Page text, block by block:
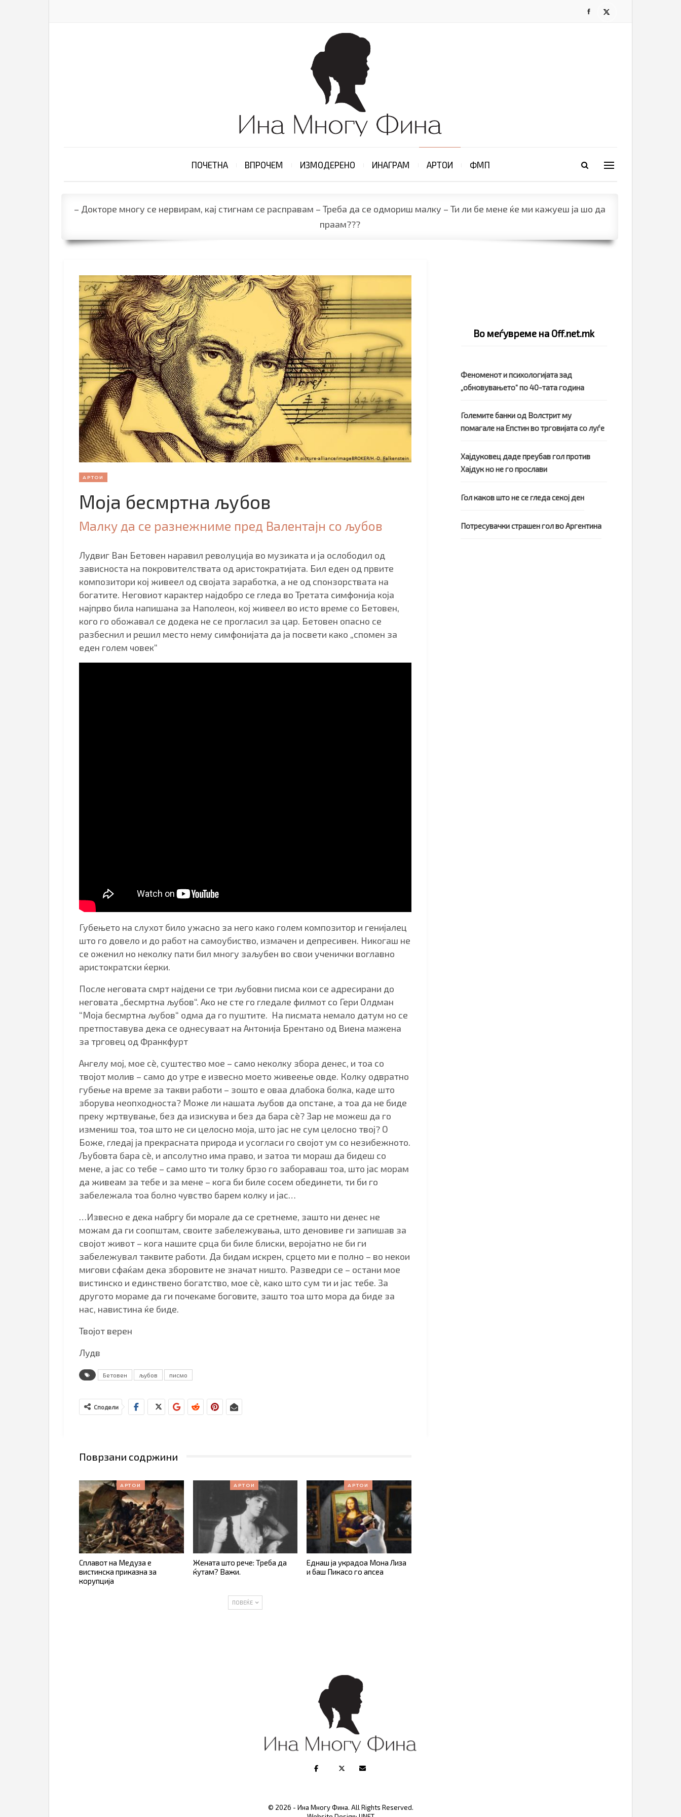
ПОЧЕТНА ВПРОЧЕМ ИЗМОДЕРЕНО ИНАГРАМ АРТОИ ФМП
– Докторе многу се нервирам, кај стигнам се расправам – Треба да се одмориш малку – Ти ли бе мене ќе ми кажуеш ја шо да
праам???
АРТОИ
Моја бесмртна љубов
Малку да се разнежниме пред Валентајн со љубов
Лудвиг Ван Бетовен наравил револуција во музиката и ја ослободил од
зависноста на покровителствата од аристократијата. Бил еден од првите
композитори кој живеел од својата заработка, а не од спонзорствата на
богатите. Неговиот карактер најдобро се гледа во Третата симфонија која
најпрво била напишана за Наполеон, кој живеел во исто време со Бетовен,
кого го обожавал се додека не се прогласил за цар. Бетовен опасно се
разбеснил и решил место нему симфонијата да ја посвети како „спомен за
еден голем човек“
Губењето на слухот било ужасно за него како голем композитор и генијалец
што го довело и до работ на самоубиство, измачен и депресивен. Никогаш не
се оженил но неколку пати бил многу заљубен во свои ученички воглавно
аристократски ќерки.
После неговата смрт најдени се три љубовни писма кои се адресирани до
неговата „бесмртна љубов“. Ако не сте го гледале филмот со Гери Олдман
“Моја бесмртна љубов“ одма да го пуштите. На писмата немало датум но се
претпоставува дека се однесуваат на Антонија Брентано од Виена мажена
за трговец од Франкфурт
Ангелу мој, мое сè, суштество мое – само неколку збора денес, и тоа со
твојот молив – само до утре е извесно моето живеење овде. Колку одвратно
губење на време за такви работи – зошто е оваа длабока болка, каде што
зборува неопходноста? Може ли нашата љубов да опстане, а тоа да не биде
преку жртвување, без да изискува и без да бара сè? Зар не можеш да го
измениш тоа, тоа што не си целосно моја, што јас не сум целосно твој? О
Боже, гледај ја прекрасната природа и усогласи го својот ум со незибежното.
Љубовта бара сè, и апсолутно има право, и затоа ти мораш да бидеш со
мене, а јас со тебе – само што ти толку брзо го забораваш тоа, што јас морам
да живеам за тебе и за мене – кога би биле сосем обединети, ти би го
забележала тоа болно чувство барем колку и јас…
…Извесно е дека набргу би морале да се сретнеме, зашто ни денес не
можам да ги соопштам, своите забележувања, што деновиве ги запишав за
својот живот – кога нашите срца би биле блиски, веројатно не би ги
забележувал таквите работи. Да бидам искрен, срцето ми е полно – во некои
мигови сфаќам дека зборовите не значат ништо. Разведри се – остани мое
вистинско и единствено богатство, мое сè, како што сум ти и јас тебе. За
другото мораме да ги почекаме боговите, зашто тоа што мора да биде за
нас, навистина ќе биде.
Твојот верен
Лудв
Бетовен љубов писмо
Сподели
Поврзани содржини
АРТОИ
Сплавот на Медуза е
вистинска приказна за
корупција
АРТОИ
Жената што рече: Треба да
ќутам? Важи.
АРТОИ
Еднаш ја украдоа Мона Лиза
и баш Пикасо го апсеа
ПОВЕЌЕ
Во меѓувреме на Off.net.mk
Феноменот и психологијата зад
„обновувањето“ по 40-тата година
Големите банки од Волстрит му
помагале на Епстин во трговијата со луѓе
Хајдуковец даде преубав гол против
Хајдук но не го прослави
Гол каков што не се гледа секој ден
Потресувачки страшен гол во Аргентина
© 2026 - Ина Многу Фина. All Rights Reserved.